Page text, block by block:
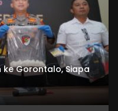
ke Gorontalo, Siapa